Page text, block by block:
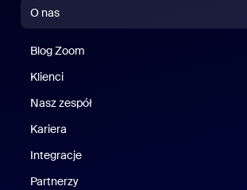
O nas
Blog Zoom
Klienci
Nasz zespół
Kariera
Integracje
Partnerzy